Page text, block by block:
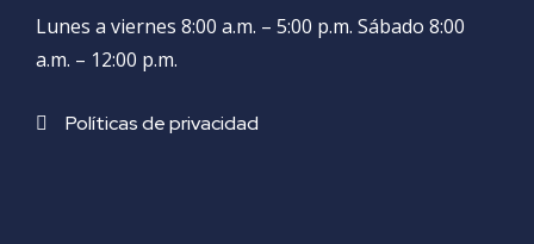
Lunes a viernes 8:00 a.m. – 5:00 p.m. Sábado 8:00
a.m. – 12:00 p.m.
Políticas de privacidad